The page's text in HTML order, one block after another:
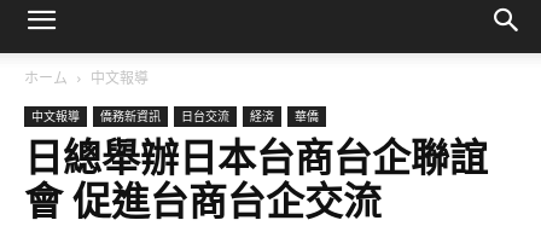
ホーム 中文報導
中文報導 僑務新資訊 日台交流 経済 華僑
日總舉辦日本台商台企聯誼
會 促進台商台企交流